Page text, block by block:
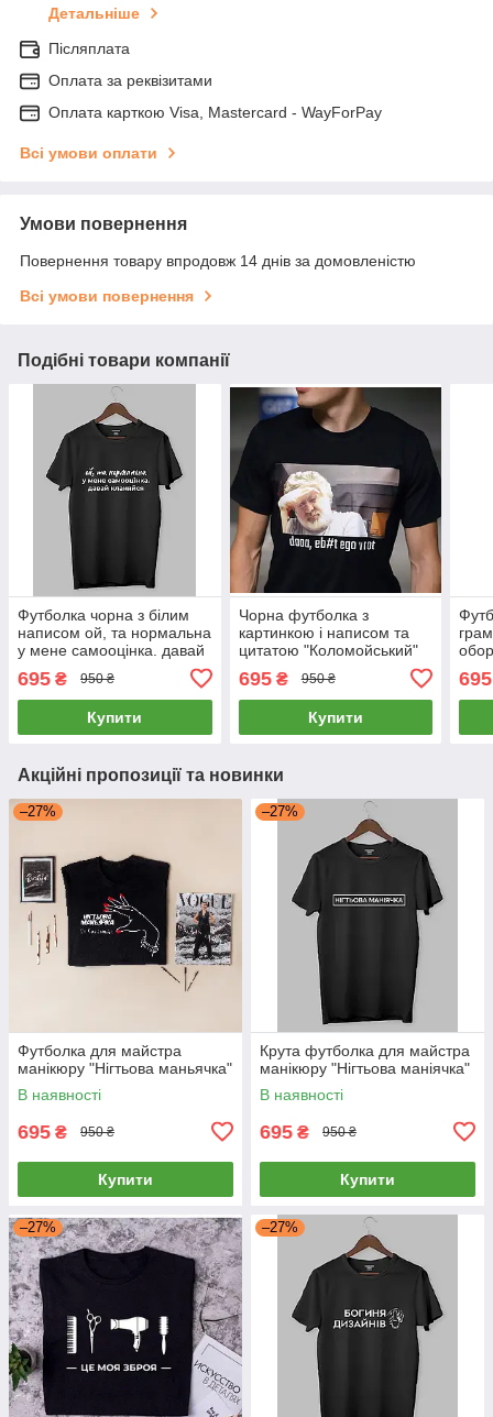
Детальніше
Післяплата
Оплата за реквізитами
Оплата карткою Visa, Mastercard - WayForPay
Всі умови оплати
Умови повернення
Повернення товару впродовж 14 днів за домовленістю
Всі умови повернення
Подібні товари компанії
Футболка чорна з білим
написом ой, та нормальна
у мене самооцінка. давай
695 ₴ 950 ₴
Купити
Чорна футболка з
картинкою і написом та
цитатою "Коломойський"
695₴ 950 ₴
Купити
695
Акційні пропозиції та новинки
–27%
Футболка для майстра
манікюру "Нігтьова маньячка"
В наявності
695 ₴ 950 ₴
Купити
–27%
Крута футболка для майстра
манікюру "Нігтьова маніячка"
В наявності
695 ₴ 950 ₴
Купити
–27% –27%